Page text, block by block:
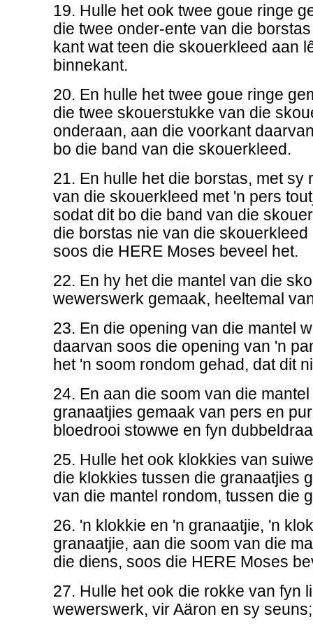
19. Hulle het ook twee goue ringe
die twee onder-ente van die
kant wat teen die skouerkleed aan
binnekant.
20. En hulle het twee goue ringe
die twee skouerstukke van die
onderaan, aan die voorkant
bo die band van die skouerkleed.
21. En hulle het die borstas, met sy
van die skouerkleed met 'n pers
sodat dit bo die band van die
die borstas nie van die
soos die HERE Moses beveel het.
22. En hy het die mantel van die
wewerswerk gemaak, heeltemal
23. En die opening van die mantel
daarvan soos die opening van 'n
het 'n soom rondom gehad, dat dit
24. En aan die soom van die
granaatjies gemaak van pers en
bloedrooi stowwe en fyn
25. Hulle het ook klokkies van
die klokkies tussen die granaatjies
van die mantel rondom, tussen die
26. 'n klokkie en 'n granaatjie, 'n
granaatjie, aan die soom van die
die diens, soos die HERE Moses
27. Hulle het ook die rokke van fyn
wewerswerk, vir Aäron en sy seuns;